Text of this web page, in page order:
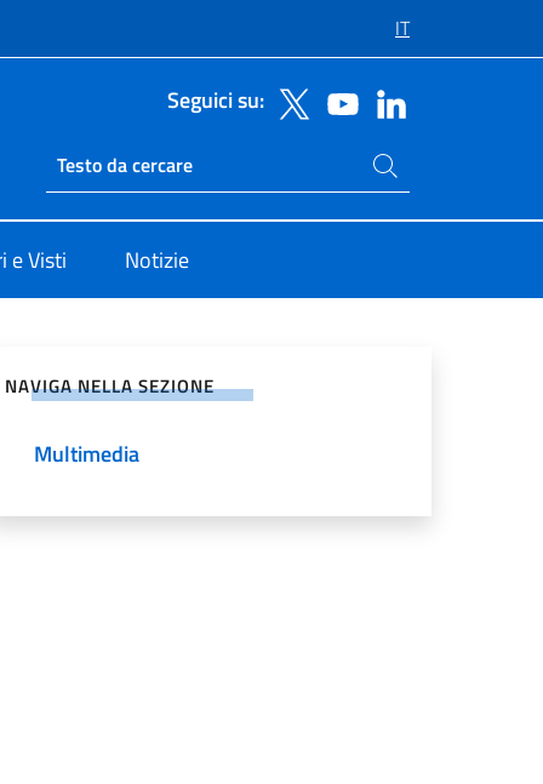
IT
Seguici su:
Ricerca sito live
Cerca nel sito
e Visti Notizie
NAVIGA NELLA SEZIONE
Multimedia